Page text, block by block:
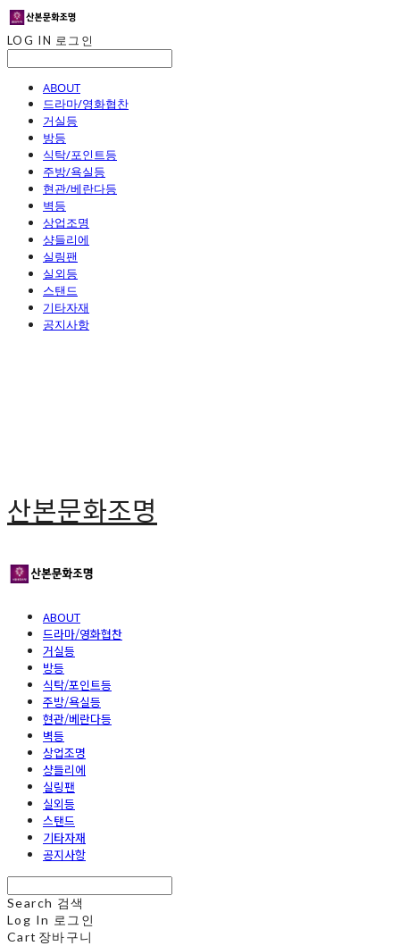
LOG IN 로그인
ABOUT
드라마/영화협찬
거실등
방등
식탁/포인트등
주방/욕실등
현관/베란다등
벽등
상업조명
샹들리에
실링팬
실외등
스탠드
기타자재
공지사항
산본문화조명
ABOUT
드라마/영화협찬
거실등
방등
식탁/포인트등
주방/욕실등
현관/베란다등
벽등
상업조명
샹들리에
실링팬
실외등
스탠드
기타자재
공지사항
Search 검색
Log In 로그인
Cart 장바구니